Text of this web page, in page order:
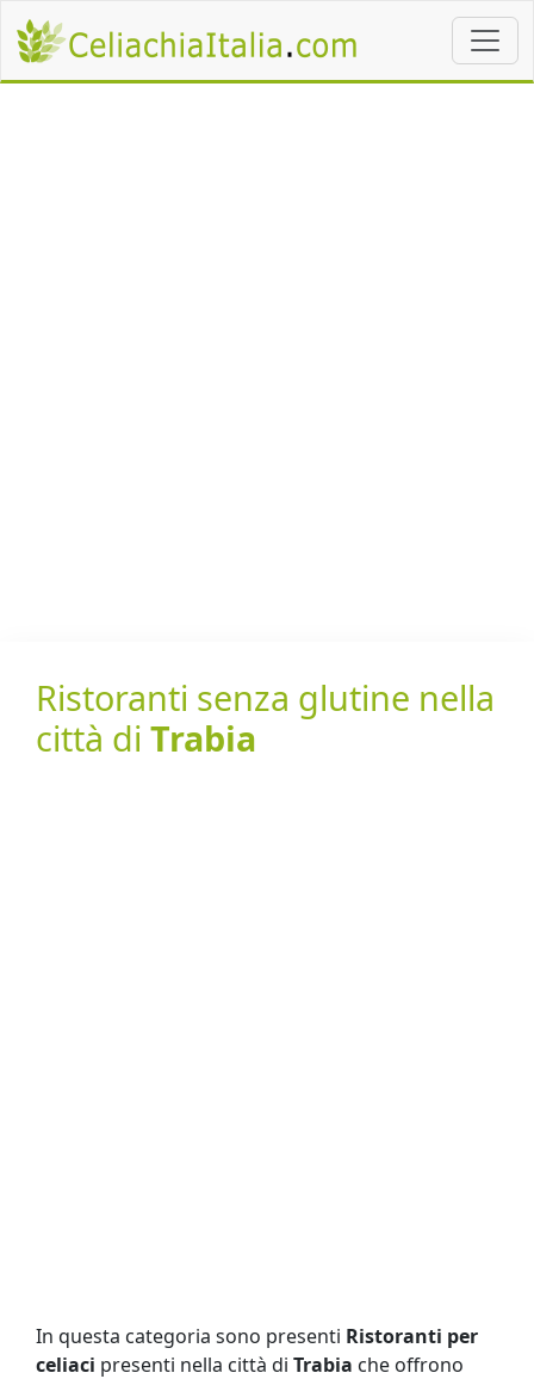
Ristoranti senza glutine nella
città di Trabia
In questa categoria sono presenti Ristoranti per
celiaci presenti nella città di Trabia che offrono